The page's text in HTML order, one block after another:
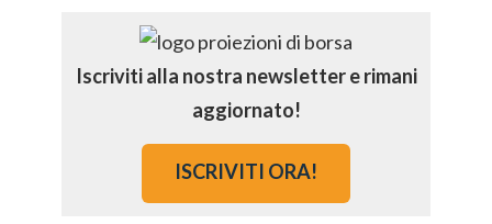
Iscriviti alla nostra newsletter e rimani
aggiornato!
ISCRIVITI ORA!